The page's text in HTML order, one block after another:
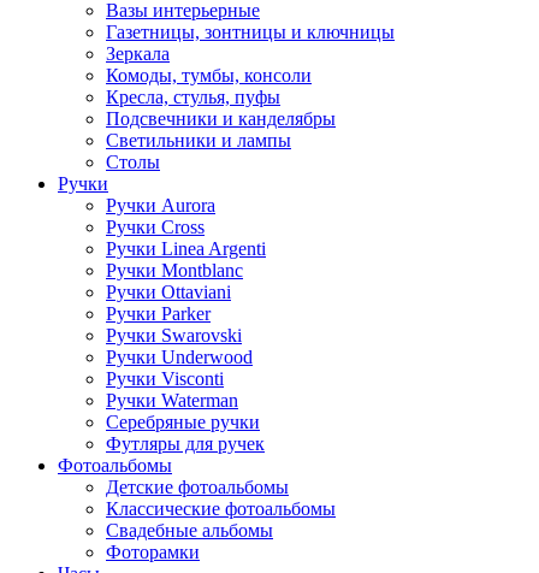
Вазы интерьерные
Газетницы, зонтницы и ключницы
Зеркала
Комоды, тумбы, консоли
Кресла, стулья, пуфы
Подсвечники и канделябры
Светильники и лампы
Столы
Ручки
Ручки Aurora
Ручки Cross
Ручки Linea Argenti
Ручки Montblanc
Ручки Ottaviani
Ручки Parker
Ручки Swarovski
Ручки Underwood
Ручки Visconti
Ручки Waterman
Серебряные ручки
Футляры для ручек
Фотоальбомы
Детские фотоальбомы
Классические фотоальбомы
Свадебные альбомы
Фоторамки